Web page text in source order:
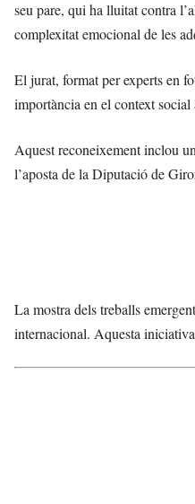
seu pare, qui ha lluitat contra
complexitat emocional de les
El jurat, format per experts en
importància en el context social
Aquest reconeixement inclou
l’aposta de la Diputació de
La mostra dels treballs
internacional. Aquesta